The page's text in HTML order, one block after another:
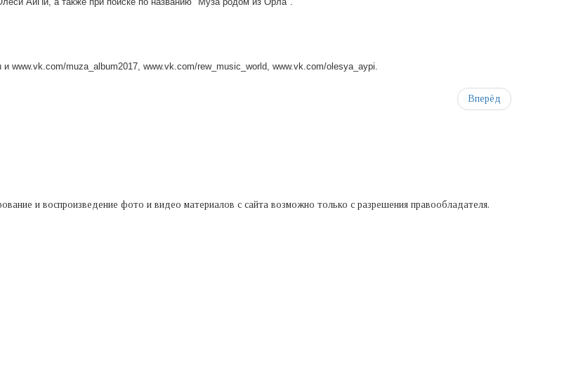
www.vk.com/muza_album2017, www.vk.com/rew_music_world, www.vk.com/olesya_aypi.
Вперёд
и воспроизведение фото и видео материалов с сайта возможно только с разрешения правообладателя.